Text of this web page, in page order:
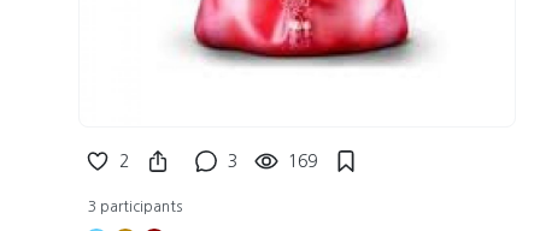
2 3 169
3 participants